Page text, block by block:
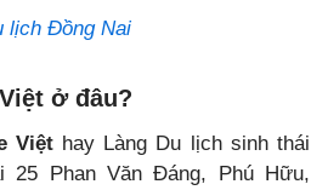
lịch Đồng Nai
ở đâu?
Việthay Làng Du lịch sinh thái
25 Phan Văn Đáng, Phú Hữu,